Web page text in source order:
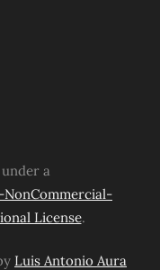
a
License.
Luis Antonio Aura